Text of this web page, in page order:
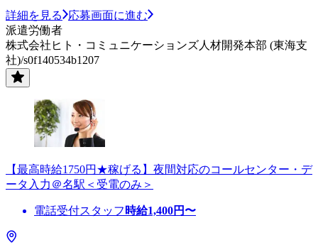
詳細を見る
応募画面に進む
派遣労働者
株式会社ヒト・コミュニケーションズ人材開発本部 (東海支
社)/s0f140534b1207
【最高時給1750円★稼げる】夜間対応のコールセンター・デ
ータ入力＠名駅＜受電のみ＞
電話受付スタッフ 時給1,400円〜